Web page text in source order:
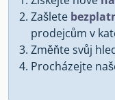
Zašlete
prodejcům v
Změňte svůj
Procházejte